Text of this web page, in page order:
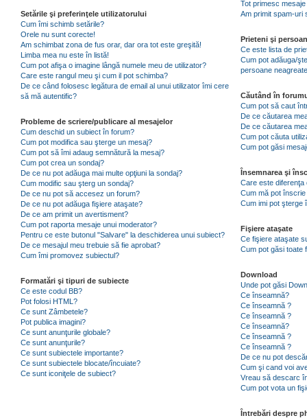
Setările şi preferinţele utilizatorului
Cum îmi schimb setările?
Orele nu sunt corecte!
Am schimbat zona de fus orar, dar ora tot este greşită!
Limba mea nu este în listă!
Cum pot afişa o imagine lângă numele meu de utilizator?
Care este rangul meu şi cum il pot schimba?
De ce când folosesc legătura de email al unui utilizator îmi cere
să mă autentific?
Probleme de scriere/publicare al mesajelor
Cum deschid un subiect în forum?
Cum pot modifica sau şterge un mesaj?
Cum pot să îmi adaug semnătură la mesaj?
Cum pot crea un sondaj?
De ce nu pot adăuga mai multe opţiuni la sondaj?
Cum modific sau şterg un sondaj?
De ce nu pot să accesez un forum?
De ce nu pot adăuga fişiere ataşate?
De ce am primit un avertisment?
Cum pot raporta mesaje unui moderator?
Pentru ce este butonul "Salvare" la deschiderea unui subiect?
De ce mesajul meu trebuie să fie aprobat?
Cum îmi promovez subiectul?
Formatări şi tipuri de subiecte
Ce este codul BB?
Pot folosi HTML?
Ce sunt Zâmbetele?
Pot publica imagini?
Ce sunt anunţurile globale?
Ce sunt anunţurile?
Ce sunt subiectele importante?
Ce sunt subiectele blocate/încuiate?
Ce sunt iconiţele de subiect?
Tot primesc
Am primit spam-uri
Prieteni şi
Ce este lista de
Cum pot adăuga/
persoane
Căutând în
Cum pot să caut
De ce căutarea
De ce căutarea
Cum pot căuta
Cum pot găsi
Însemnarea şi
Care este
Cum mă pot
Cum imi pot şterge
Fişiere ataşate
Ce fişiere ataşate
Cum pot găsi toate
Download
Unde pot găsi
Ce înseamnă?
Ce înseamnă ?
Ce înseamnă ?
Ce înseamnă?
Ce înseamnă ?
Ce înseamnă ?
De ce nu pot
Cum şi cand voi
Vreau să descarc
Cum pot vota un
Întrebări despre